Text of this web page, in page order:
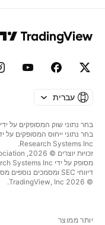
עברית
בחר נתוני שוק המסופקים על ידי
Research Systems Inc.‏
מסופק על ידי FactSet Research Systems Inc. כל הזכויות שמורות.
דיווחי SEC ומסמכים נוספים מסופקים על ידי
© 2026 ‏TradingView, Inc.‏
יותר ממוצר